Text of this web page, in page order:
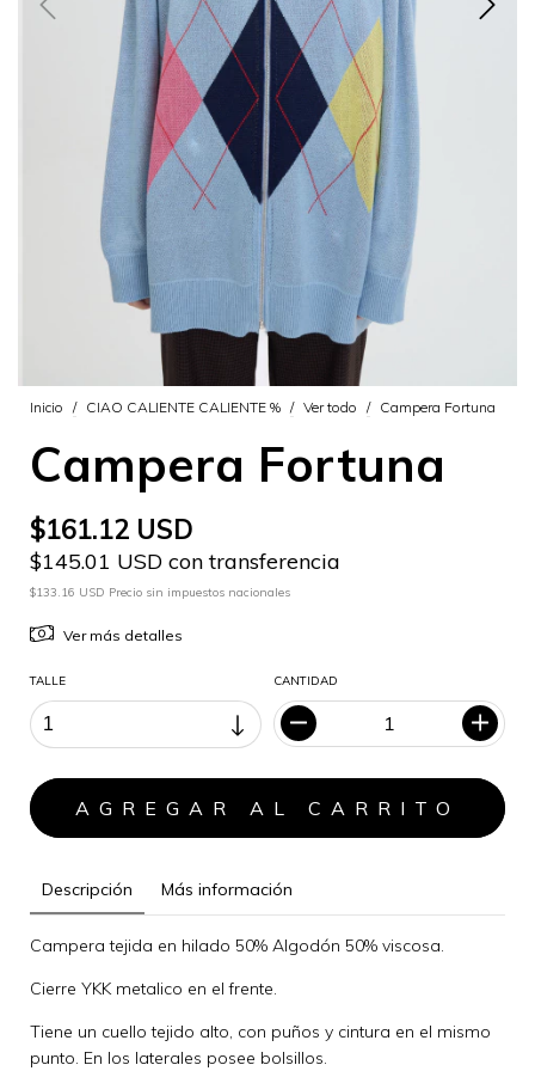
Inicio / CIAO CALIENTE CALIENTE % / Ver todo / Campera Fortuna
Campera Fortuna
$161.12 USD
$145.01 USD con transferencia
$133.16 USD Precio sin impuestos nacionales
Ver más detalles
TALLE CANTIDAD
Descripción Más información
Campera tejida en hilado 50% Algodón 50% viscosa.
Cierre YKK metalico en el frente.
Tiene un cuello tejido alto, con puños y cintura en el mismo
punto. En los laterales posee bolsillos.